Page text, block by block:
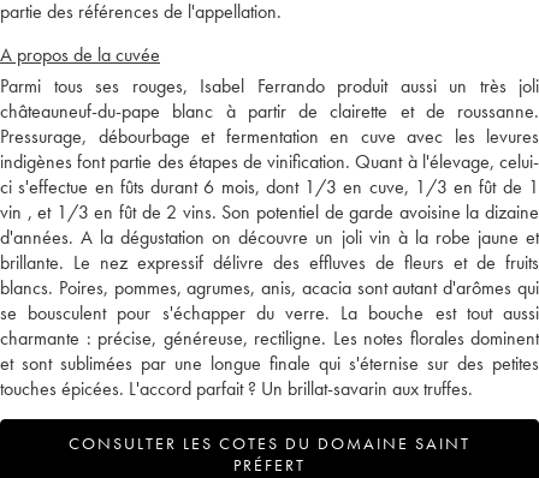
partie des références de l'appellation.
A propos de la cuvée
Parmi tous ses rouges, Isabel Ferrando produit aussi un très joli
châteauneuf-du-pape blanc à partir de clairette et de roussanne.
Pressurage, débourbage et fermentation en cuve avec les levures
indigènes font partie des étapes de vinification. Quant à l'élevage, celui-
ci s'effectue en fûts durant 6 mois, dont 1/3 en cuve, 1/3 en fût de 1
vin , et 1/3 en fût de 2 vins. Son potentiel de garde avoisine la dizaine
d'années. A la dégustation on découvre un joli vin à la robe jaune et
brillante. Le nez expressif délivre des effluves de fleurs et de fruits
blancs. Poires, pommes, agrumes, anis, acacia sont autant d'arômes qui
se bousculent pour s'échapper du verre. La bouche est tout aussi
charmante : précise, généreuse, rectiligne. Les notes florales dominent
et sont sublimées par une longue finale qui s'éternise sur des petites
touches épicées. L'accord parfait ? Un brillat-savarin aux truffes.
CONSULTER LES COTES DU DOMAINE SAINT
PRÉFERT